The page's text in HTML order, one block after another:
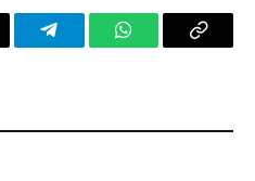
TelegramWhatsAppCopy